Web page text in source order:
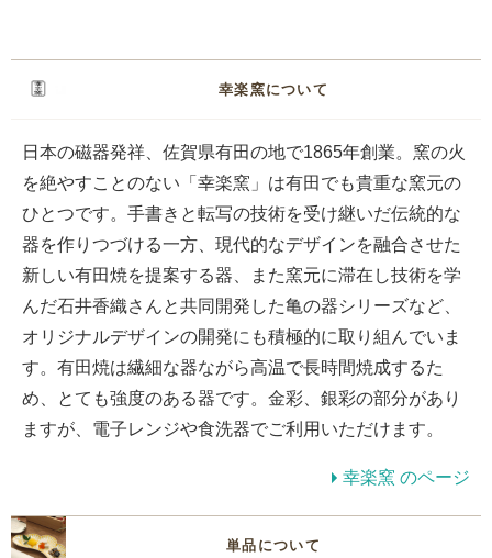
幸楽窯について
日本の磁器発祥、佐賀県有田の地で1865年創業。窯の火
を絶やすことのない「幸楽窯」は有田でも貴重な窯元の
ひとつです。手書きと転写の技術を受け継いだ伝統的な
器を作りつづける一方、現代的なデザインを融合させた
新しい有田焼を提案する器、また窯元に滞在し技術を学
んだ石井香織さんと共同開発した亀の器シリーズなど、
オリジナルデザインの開発にも積極的に取り組んでいま
す。有田焼は繊細な器ながら高温で長時間焼成するた
め、とても強度のある器です。金彩、銀彩の部分があり
ますが、電子レンジや食洗器でご利用いただけます。
幸楽窯 のページ
単品について